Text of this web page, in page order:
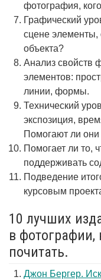
фотография,
Графический
сцене
объекта?
Анализ свойств
элементов:
линии, формы.
Технический
экспозиция,
Помогают ли
Помогает ли то,
поддерживать
Подведение
курсовым
10 лучших
в
почитать.
Джон Бергер.